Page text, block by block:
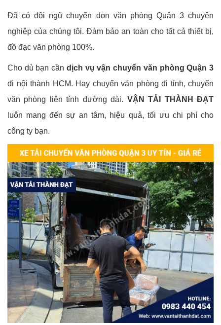
Đã có đội ngũ chuyển dọn văn phòng Quận 3 chuyên
nghiệp của chúng tôi. Đảm bảo an toàn cho tất cả thiết bị,
đồ đạc văn phòng 100%.
Cho dù bạn cần dịch vụ vận chuyển văn phòng Quận 3
đi nội thành HCM. Hay chuyển văn phòng đi tỉnh, chuyển
văn phòng liên tỉnh đường dài. VẬN TẢI THÀNH ĐẠT
luôn mang đến sự an tâm, hiệu quả, tối ưu chi phí cho
công ty bạn.